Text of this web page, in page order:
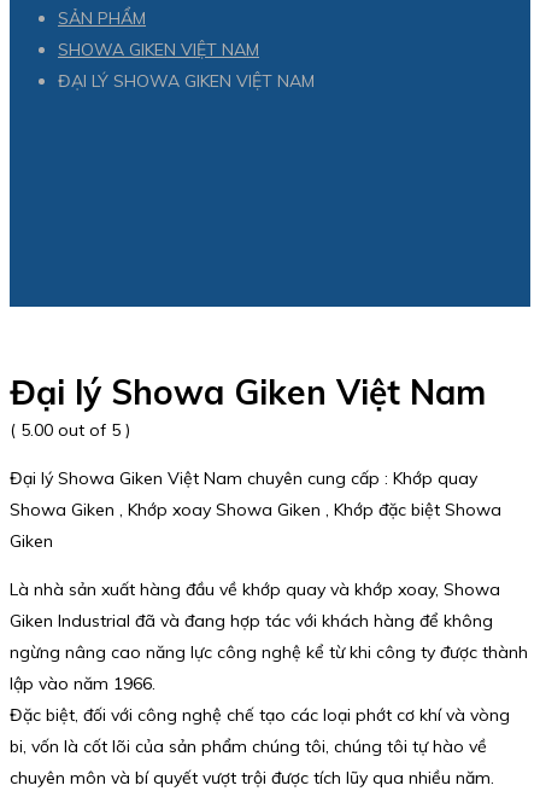
SẢN PHẨM
SHOWA GIKEN VIỆT NAM
ĐẠI LÝ SHOWA GIKEN VIỆT NAM
Đại lý Showa Giken Việt Nam
( 5.00 out of 5 )
Đại lý Showa Giken Việt Nam chuyên cung cấp : Khớp quay
Showa Giken , Khớp xoay Showa Giken , Khớp đặc biệt Showa
Giken
Là nhà sản xuất hàng đầu về khớp quay và khớp xoay, Showa
Giken Industrial đã và đang hợp tác với khách hàng để không
ngừng nâng cao năng lực công nghệ kể từ khi công ty được thành
lập vào năm 1966.
Đặc biệt, đối với công nghệ chế tạo các loại phớt cơ khí và vòng
bi, vốn là cốt lõi của sản phẩm chúng tôi, chúng tôi tự hào về
chuyên môn và bí quyết vượt trội được tích lũy qua nhiều năm.